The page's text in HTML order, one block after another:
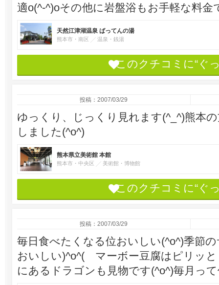
適o(^-^)oその他に岩盤浴もお手軽な料金
天然江津湖温泉 ばってんの湯
熊本市・南区 温泉・銭湯
このクチコミに“ぐ
投稿：2007/03/29
ゆっくり、じっくり見れます(^_^)熊本
しました(^o^)
熊本県立美術館 本館
熊本市・中央区 美術館・博物館
このクチコミに“ぐ
投稿：2007/03/29
毎日食べたくなる位おいしい(^o^)季節
おいしい)^o^( マーボー豆腐はピリッと
にあるドラゴンも見物です(^o^)毎月っ